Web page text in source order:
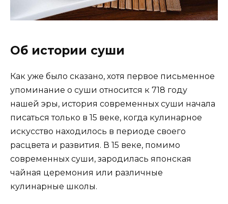
Об истории суши
Как уже было сказано, хотя первое письменное
упоминание о суши относится к 718 году
нашей эры, история современных суши начала
писаться только в 15 веке, когда кулинарное
искусство находилось в периоде своего
расцвета и развития. В 15 веке, помимо
современных суши, зародилась японская
чайная церемония или различные
кулинарные школы.